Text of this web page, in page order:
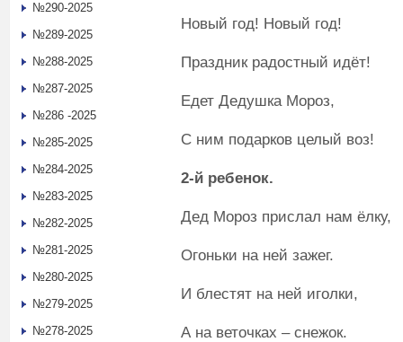
Новый год! Новый год!
Праздник радостный идёт!
Едет Дедушка Мороз,
С ним подарков целый воз!
2-й ребенок.
Дед Мороз прислал нам ёлку,
Огоньки на ней зажег.
И блестят на ней иголки,
А на веточках – снежок.
№290-2025
№289-2025
№288-2025
№287-2025
№286 -2025
№285-2025
№284-2025
№283-2025
№282-2025
№281-2025
№280-2025
№279-2025
№278-2025